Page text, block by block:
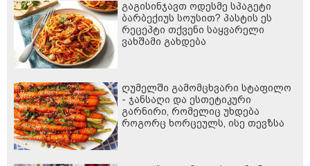
გაგისინჯავთ ოდესმე სპაგეტი
ბარბექიუს სოუსით? პასტის ეს
რეცეპტი თქვენი საყვარელი
ვახშამი გახდება
ღუმელში გამომცხვარი სტაფილო
- ჯანსაღი და ესთეტიკური
გარნირი, რომელიც უხდება
როგორც ხორცეულს, ისე თევზსა